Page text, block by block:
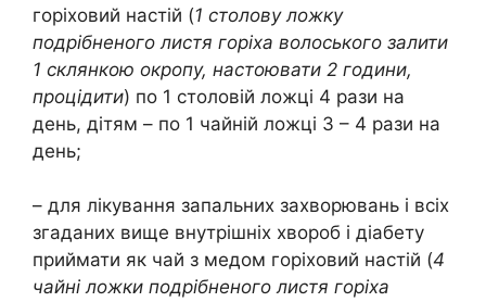
горіховий настій (1 столову ложку
подрібненого листя горіха волоського залити
1 склянкою окропу, настоювати 2 години,
процідити) по 1 столовій ложці 4 рази на
день, дітям – по 1 чайній ложці 3 – 4 рази на
день;
– для лікування запальних захворювань і всіх
згаданих вище внутрішніх хвороб і діабету
приймати як чай з медом горіховий настій (4
чайні ложки подрібненого листя горіха